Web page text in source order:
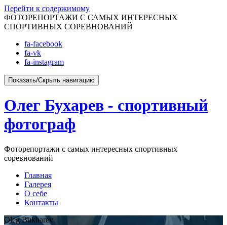
Перейти к содержимому
ФОТОРЕПОРТАЖИ С САМЫХ ИНТЕРЕСНЫХ
СПОРТИВНЫХ СОРЕВНОВАНИЙ
fa-facebook
fa-vk
fa-instagram
Показать/Скрыть навигацию
Олег Бухарев - спортивный
фотограф
Фоторепортажи с самых интересных спортивных
соревнований
Главная
Галерея
О себе
Контакты
Oleg Bukharev